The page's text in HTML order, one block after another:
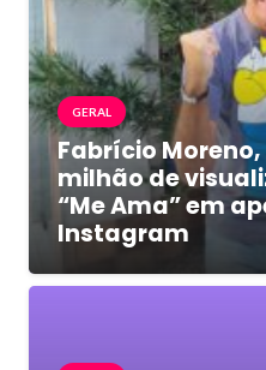
GERAL
Fabrício
milhão de
“Me Ama” em
Instagram